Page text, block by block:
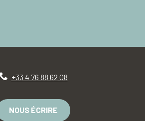
+33 4 76 88 62 08
NOUS ÉCRIRE